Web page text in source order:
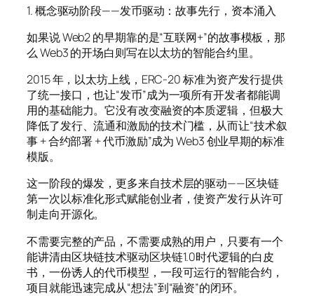
1. 概念驱动阶段——发币驱动：故事先行，资本涌入
如果说 Web2 的早期靠的是“互联网+”的故事模板，那
么 Web3 的开场白则写在以太坊的智能合约里。
2015 年，以太坊上线，ERC-20 标准为资产发行提供
了统一接口，也让“发币”成为一项所有开发者都能调
用的基础能力。它没有改变融资的本质逻辑，但极大
降低了发行、流通和激励的技术门槛，从而让“技术叙
事 + 合约部署 + 代币激励”成为 Web3 创业早期的标准
模版。
这一阶段的爆发，更多来自技术层的驱动——区块链
第一次以标准化形式赋能创业者，使资产发行从许可
制走向开源化。
不需要完整的产品，不需要成熟的用户，只要有一个
能讲清由区块链技术驱动区块链1.0时代逻辑的白皮
书，一份诱人的代币模型，一段可运行的智能合约，
项目就能迅速完成从“想法”到“融资”的闭环。